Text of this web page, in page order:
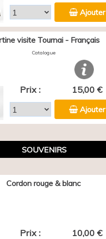
Ajouter
visite Tournai - Français
Catalogue
Prix : 15,00 €
Ajouter
SOUVENIRS
Cordon rouge & blanc
Prix : 10,00 €